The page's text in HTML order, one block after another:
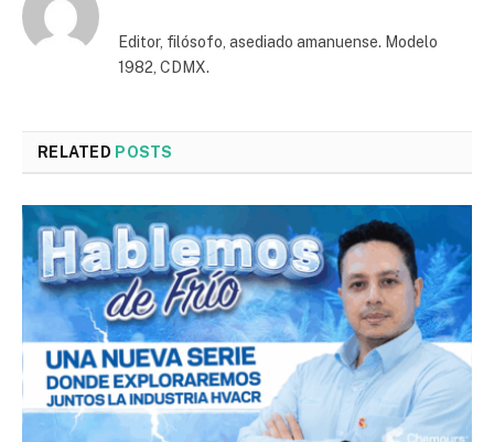
Editor, filósofo, asediado amanuense. Modelo
1982, CDMX.
RELATED POSTS